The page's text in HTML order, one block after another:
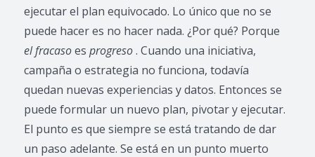
ejecutar el plan equivocado. Lo único que no se
puede hacer es no hacer nada. ¿Por qué? Porque
el fracasoesprogreso. Cuando una iniciativa,
campaña o estrategia no funciona, todavía
quedan nuevas experiencias y datos. Entonces se
puede formular un nuevo plan, pivotar y ejecutar.
El punto es que siempre se está tratando de dar
un paso adelante. Se está en un punto muerto